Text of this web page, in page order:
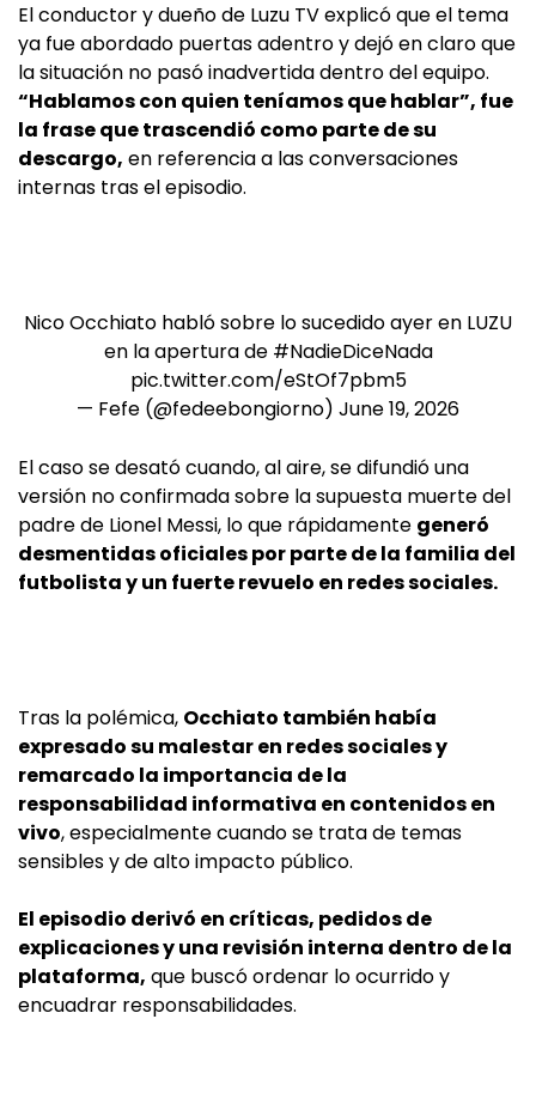
El conductor y dueño de Luzu TV explicó que el tema
ya fue abordado puertas adentro y dejó en claro que
la situación no pasó inadvertida dentro del equipo.
“Hablamos con quien teníamos que hablar”, fue
la frase que trascendió como parte de su
descargo, en referencia a las conversaciones
internas tras el episodio.
Nico Occhiato habló sobre lo sucedido ayer en LUZU
en la apertura de #NadieDiceNada
pic.twitter.com/eStOf7pbm5
— Fefe (@fedeebongiorno) June 19, 2026
El caso se desató cuando, al aire, se difundió una
versión no confirmada sobre la supuesta muerte del
padre de Lionel Messi, lo que rápidamente generó
desmentidas oficiales por parte de la familia del
futbolista y un fuerte revuelo en redes sociales.
Tras la polémica, Occhiato también había
expresado su malestar en redes sociales y
remarcado la importancia de la
responsabilidad informativa en contenidos en
vivo, especialmente cuando se trata de temas
sensibles y de alto impacto público.
El episodio derivó en críticas, pedidos de
explicaciones y una revisión interna dentro de la
plataforma, que buscó ordenar lo ocurrido y
encuadrar responsabilidades.